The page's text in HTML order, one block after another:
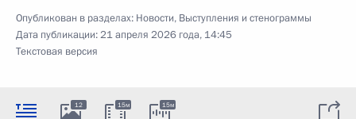
Опубликован в разделах: Новости, Выступления и стенограммы
Дата публикации:21 апреля 2026 года, 14:45
Текстовая версия
12 15м 15м